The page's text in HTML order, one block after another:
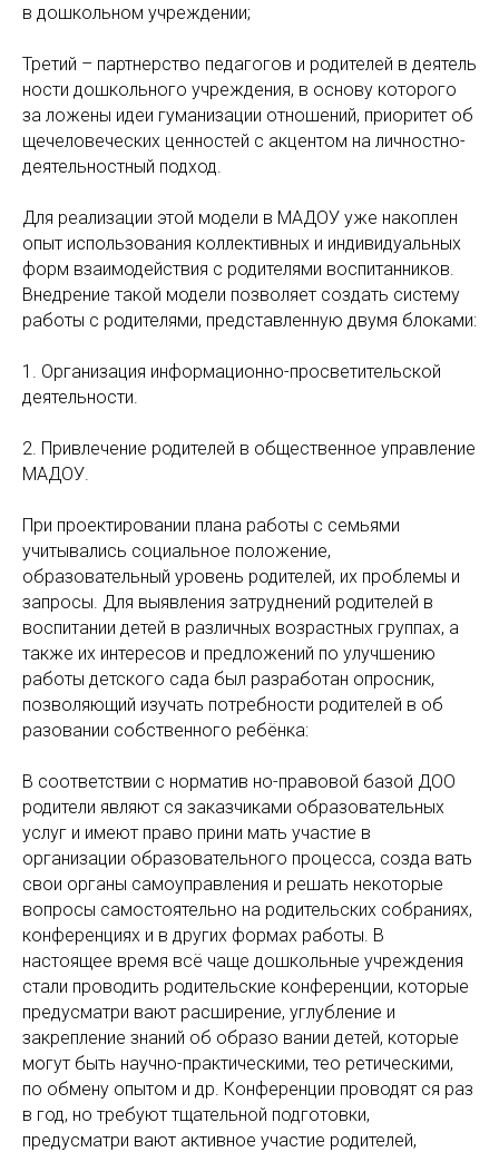
в дошкольном учреждении;
Третий – партнерство педагогов и родителей в деятель
ности дошкольного учреждения, в основу которого
за ложены идеи гуманизации отношений, приоритет об
щечеловеческих ценностей с акцентом на личностно-
деятельностный подход.
Для реализации этой модели в МАДОУ уже накоплен
опыт использования коллективных и индивидуальных
форм взаимодействия с родителями воспитанников.
Внедрение такой модели позволяет создать систему
работы с родителями, представленную двумя блоками:
1. Организация информационно-просветительской
деятельности.
2. Привлечение родителей в общественное управление
МАДОУ.
При проектировании плана работы с семьями
учитывались социальное положение,
образовательный уровень родителей, их проблемы и
запросы. Для выявления затруднений родителей в
воспитании детей в различных возрастных группах, а
также их интересов и предложений по улучшению
работы детского сада был разработан опросник,
позволяющий изучать потребности родителей в об
разовании собственного ребёнка:
В соответствии с норматив но-правовой базой ДОО
родители являют ся заказчиками образовательных
услуг и имеют право прини мать участие в
организации образовательного процесса, созда вать
свои органы самоуправления и решать некоторые
вопросы самостоятельно на родительских собраниях,
конференциях и в других формах работы. В
настоящее время всё чаще дошкольные учреждения
стали проводить родительские конференции, которые
предусматри вают расширение, углубление и
закрепление знаний об образо вании детей, которые
могут быть научно-практическими, тео ретическими,
по обмену опытом и др. Конференции проводят ся раз
в год, но требуют тщательной подготовки,
предусматри вают активное участие родителей,